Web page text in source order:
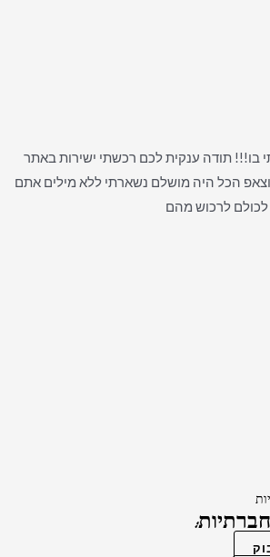
בו!!! תודה ענקית לכם רכשתי ישירות באתר
הכל היה מושלם נשארתי ללא מילים אתם
לכולם לרכוש מהם